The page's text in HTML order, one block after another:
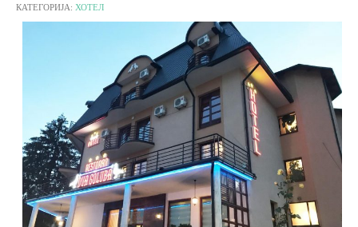
КАТЕГОРИЈА: ХОТЕЛ